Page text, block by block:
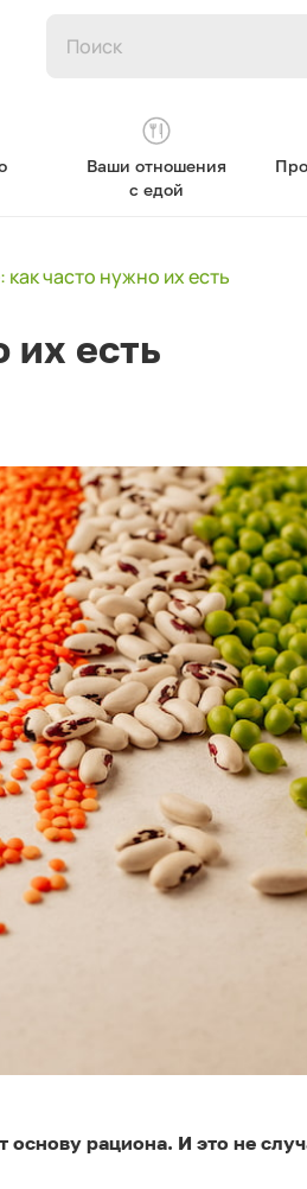
Ваши отношения
с едой
часто нужно их есть
их есть
основу рациона. И это не